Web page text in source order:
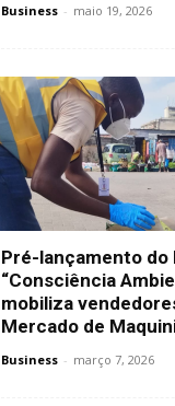
Business - maio 19, 2026
Pré-lançamento
“Consciência
mobiliza
Mercado de
Business - março 7, 2026